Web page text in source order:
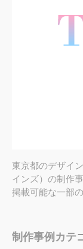
東京都のデザイ
インズ）の制作事
掲載可能な一部
制作事例カテ